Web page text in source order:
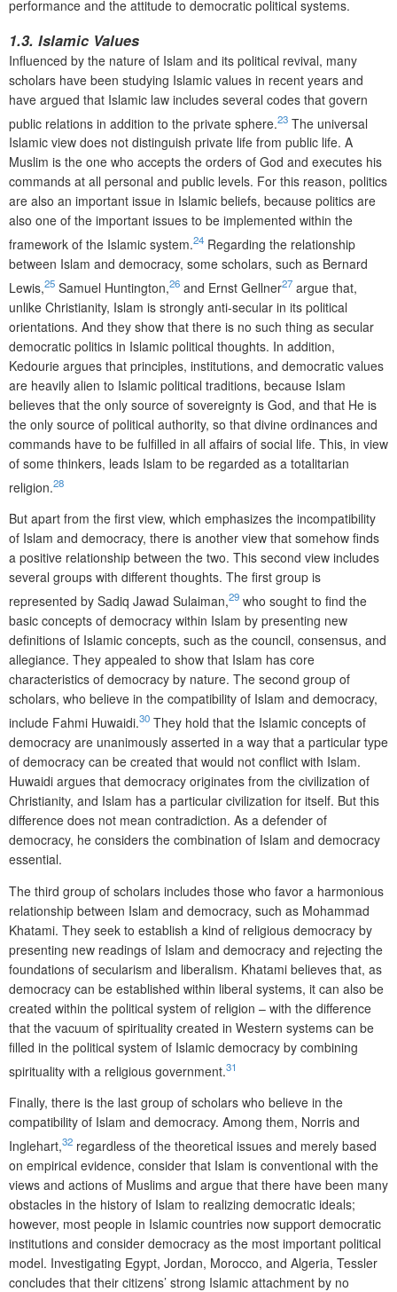
performance and the attitude to democratic political systems.
1.3. Islamic Values
Influenced by the nature of Islam and its political revival, many
scholars have been studying Islamic values in recent years and
have argued that Islamic law includes several codes that govern
public relations in addition to the private sphere.23 The universal
Islamic view does not distinguish private life from public life. A
Muslim is the one who accepts the orders of God and executes his
commands at all personal and public levels. For this reason, politics
are also an important issue in Islamic beliefs, because politics are
also one of the important issues to be implemented within the
framework of the Islamic system.24 Regarding the relationship
between Islam and democracy, some scholars, such as Bernard
Lewis,25 Samuel Huntington,26 and Ernst Gellner27 argue that,
unlike Christianity, Islam is strongly anti-secular in its political
orientations. And they show that there is no such thing as secular
democratic politics in Islamic political thoughts. In addition,
Kedourie argues that principles, institutions, and democratic values
are heavily alien to Islamic political traditions, because Islam
believes that the only source of sovereignty is God, and that He is
the only source of political authority, so that divine ordinances and
commands have to be fulfilled in all affairs of social life. This, in view
of some thinkers, leads Islam to be regarded as a totalitarian
religion.28
But apart from the first view, which emphasizes the incompatibility
of Islam and democracy, there is another view that somehow finds
a positive relationship between the two. This second view includes
several groups with different thoughts. The first group is
represented by Sadiq Jawad Sulaiman,29 who sought to find the
basic concepts of democracy within Islam by presenting new
definitions of Islamic concepts, such as the council, consensus, and
allegiance. They appealed to show that Islam has core
characteristics of democracy by nature. The second group of
scholars, who believe in the compatibility of Islam and democracy,
include Fahmi Huwaidi.30 They hold that the Islamic concepts of
democracy are unanimously asserted in a way that a particular type
of democracy can be created that would not conflict with Islam.
Huwaidi argues that democracy originates from the civilization of
Christianity, and Islam has a particular civilization for itself. But this
difference does not mean contradiction. As a defender of
democracy, he considers the combination of Islam and democracy
essential.
The third group of scholars includes those who favor a harmonious
relationship between Islam and democracy, such as Mohammad
Khatami. They seek to establish a kind of religious democracy by
presenting new readings of Islam and democracy and rejecting the
foundations of secularism and liberalism. Khatami believes that, as
democracy can be established within liberal systems, it can also be
created within the political system of religion – with the difference
that the vacuum of spirituality created in Western systems can be
filled in the political system of Islamic democracy by combining
spirituality with a religious government.31
Finally, there is the last group of scholars who believe in the
compatibility of Islam and democracy. Among them, Norris and
Inglehart,32 regardless of the theoretical issues and merely based
on empirical evidence, consider that Islam is conventional with the
views and actions of Muslims and argue that there have been many
obstacles in the history of Islam to realizing democratic ideals;
however, most people in Islamic countries now support democratic
institutions and consider democracy as the most important political
model. Investigating Egypt, Jordan, Morocco, and Algeria, Tessler
concludes that their citizens’ strong Islamic attachment by no